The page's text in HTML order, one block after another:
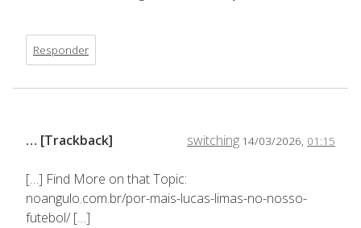
Responder
switching 14/03/2026, 01:15
… [Trackback]
[…] Find More on that Topic:
noangulo.com.br/por-mais-lucas-limas-no-nosso-
futebol/ […]